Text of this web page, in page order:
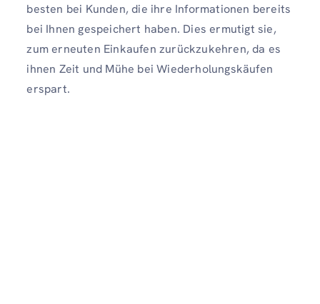
besten bei Kunden, die ihre Informationen bereits
bei Ihnen gespeichert haben. Dies ermutigt sie,
zum erneuten Einkaufen zurückzukehren, da es
ihnen Zeit und Mühe bei Wiederholungskäufen
erspart.